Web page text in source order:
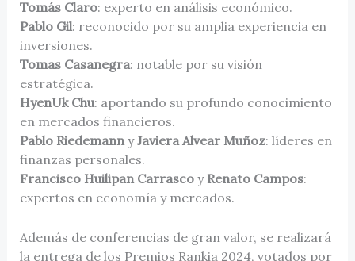
Tomás Claro: experto en análisis económico.
Pablo Gil: reconocido por su amplia experiencia en
inversiones.
Tomas Casanegra: notable por su visión
estratégica.
HyenUk Chu: aportando su profundo conocimiento
en mercados financieros.
Pablo RiedemannyJaviera Alvear Muñoz: líderes en
finanzas personales.
Francisco Huilipan Carrascoy Renato Campos:
expertos en economía y mercados.
Además de conferencias de gran valor, se realizará
la entrega de los Premios Rankia 2024, votados por